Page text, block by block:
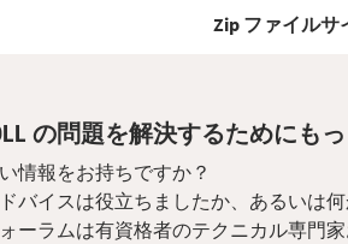
Zip ファイルサ
の問題を解決するためにも
情報をお持ちですか？
バイスは役立ちましたか、あるいは
ーラムは有資格者のテクニカル専門